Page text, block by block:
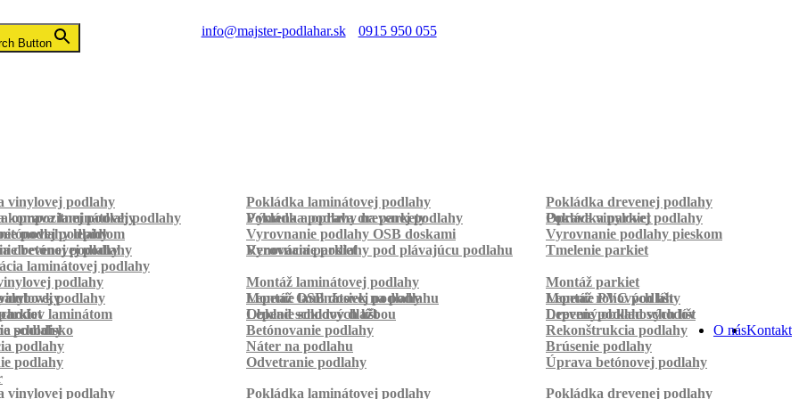
info@majster-podlahar.sk
0915 950 055
Button
vinylovej podlahy Pokládka laminátovej podlahy
Pokládka drevenej podlahy
kompozitnej podlahy Pokládka podlahy na parkety Pokládka parkiet
oprava laminátovej podlahy Výmena a oprava drevenej podlahy
Oprava vinylovej podlahy
podlahy
podlahy lepidlom Vyrovnanie podlahy OSB doskami
Vyrovnanie podlahy pieskom
betónovej podlahy Vyrovnanie podlahy pod plávajúcu podlahu
drevenej podlahy Renovácia parkiet
Tmelenie parkiet
laminátovej podlahy
podlahy Montáž laminátovej podlahy
Montáž parkiet
Montáž OSB dosiek na podlahu
Montáž rohových líšt
podlahy Lepenie laminátovej podlahy
Lepenie PVC podlahy
Lepenie soklových líšt Lepenie podlahových líšt
laminátom Obklad schodov dlažbou
Drevený obklad schodov
schodisko
podlahy Betónovanie podlahy
Rekonštrukcia podlahy
podlahy Náter na podlahu
Brúsenie podlahy
podlahy Odvetranie podlahy
Úprava betónovej podlahy
Kontakt
O nás
vinylovej podlahy Pokládka laminátovej podlahy
Pokládka drevenej podlahy